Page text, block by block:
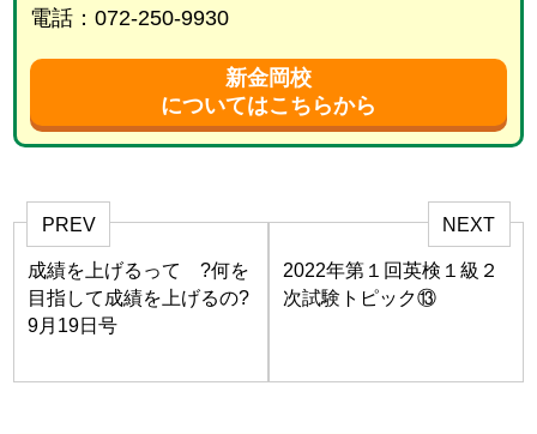
電話：072-250-9930
新金岡校
についてはこちらから
PREV
成績を上げるって ?何を
目指して成績を上げるの?
9月19日号
NEXT
2022年第１回英検１級２
次試験トピック⑬